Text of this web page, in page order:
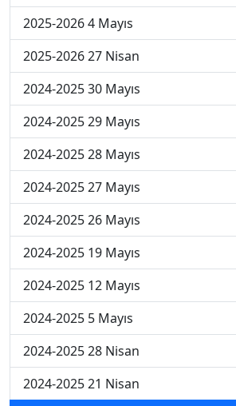
2025-2026 4 Mayıs
2025-2026 27 Nisan
2024-2025 30 Mayıs
2024-2025 29 Mayıs
2024-2025 28 Mayıs
2024-2025 27 Mayıs
2024-2025 26 Mayıs
2024-2025 19 Mayıs
2024-2025 12 Mayıs
2024-2025 5 Mayıs
2024-2025 28 Nisan
2024-2025 21 Nisan